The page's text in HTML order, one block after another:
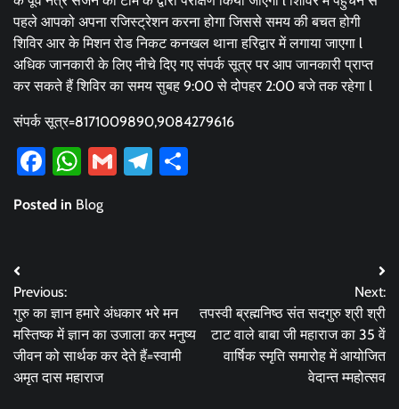
पहले आपको अपना रजिस्ट्रेशन करना होगा जिससे समय की बचत होगी
शिविर आर के मिशन रोड निकट कनखल थाना हरिद्वार में लगाया जाएगा l
अधिक जानकारी के लिए नीचे दिए गए संपर्क सूत्र पर आप जानकारी प्राप्त
कर सकते हैं शिविर का समय सुबह 9:00 से दोपहर 2:00 बजे तक रहेगा l
संपर्क सूत्र=8171009890,9084279616
Facebook
WhatsApp
GmailTelegram
Posted in Blog
Post
navigation
Previous:
गुरु का ज्ञान हमारे अंधकार भरे मन
मस्तिष्क में ज्ञान का उजाला कर मनुष्य
जीवन को सार्थक कर देते हैं=स्वामी
अमृत दास महाराज
Next:
तपस्वी ब्रह्मनिष्ठ संत सदगुरु श्री श्री
टाट वाले बाबा जी महाराज का 35 वें
वार्षिक स्मृति समारोह में आयोजित
वेदान्त म्महोत्सव